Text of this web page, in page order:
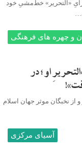
«التحریر» خط‌مشیِ خود
و چهره های فرهنگی
او ؛ در
نخبگان موثر جهان اسلام
آسیای مرکزی